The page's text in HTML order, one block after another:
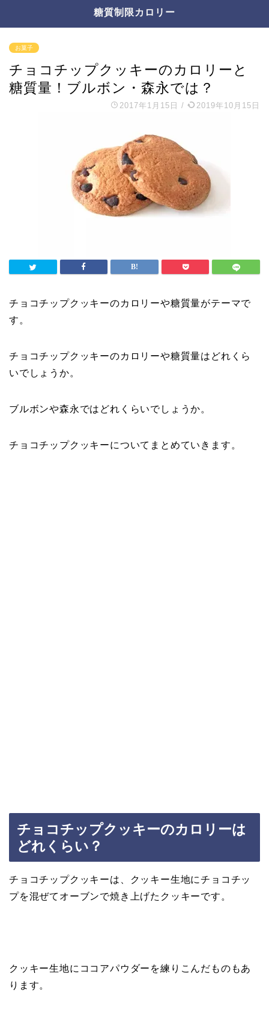
糖質制限カロリー
お菓子
チョコチップクッキーのカロリーと
糖質量！ブルボン・森永では？
2017年1月15日 / 2019年10月15日
チョコチップクッキーのカロリーや糖質量がテーマで
す。
チョコチップクッキーのカロリーや糖質量はどれくら
いでしょうか。
ブルボンや森永ではどれくらいでしょうか。
チョコチップクッキーについてまとめていきます。
チョコチップクッキーのカロリーは
どれくらい？
チョコチップクッキーは、クッキー生地にチョコチッ
プを混ぜてオーブンで焼き上げたクッキーです。
クッキー生地にココアパウダーを練りこんだものもあ
ります。